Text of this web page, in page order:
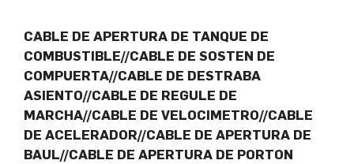
CABLE DE APERTURA DE TANQUE DE
COMBUSTIBLE//CABLE DE SOSTEN DE
COMPUERTA//CABLE DE DESTRABA
ASIENTO//CABLE DE REGULE DE
MARCHA//CABLE DE VELOCIMETRO//CABLE
DE ACELERADOR//CABLE DE APERTURA DE
BAUL//CABLE DE APERTURA DE PORTON